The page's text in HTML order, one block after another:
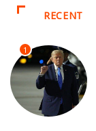
RECENT
1